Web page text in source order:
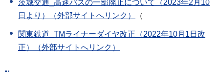
茨城交通_ 高速バスの一部廃止について（2023年2月10
日より）（外部サイトへリンク）
（
関東鉄道_TMライナーダイヤ改正（2022年10月1日改
正）（外部サイトへリンク）